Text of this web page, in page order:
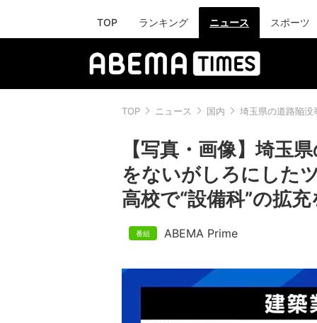
TOP ランキング ニュース スポーツ
TOP ニュース 国内 埼玉県の道路陥没
【写真・画像】埼玉
をないがしろにした
高校で“設備科”の拡
ABEMA Prime